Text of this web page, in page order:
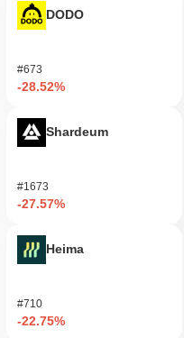
DODO
#673
-28.52%
Shardeum
#1673
-27.57%
Heima
#710
-22.75%